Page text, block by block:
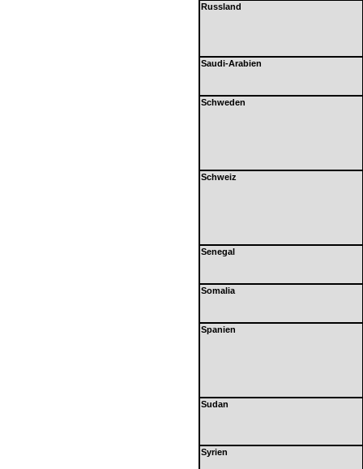
Russland
Saudi-Arabien
Schweden
Schweiz
Senegal
Somalia
Spanien
Sudan
Syrien